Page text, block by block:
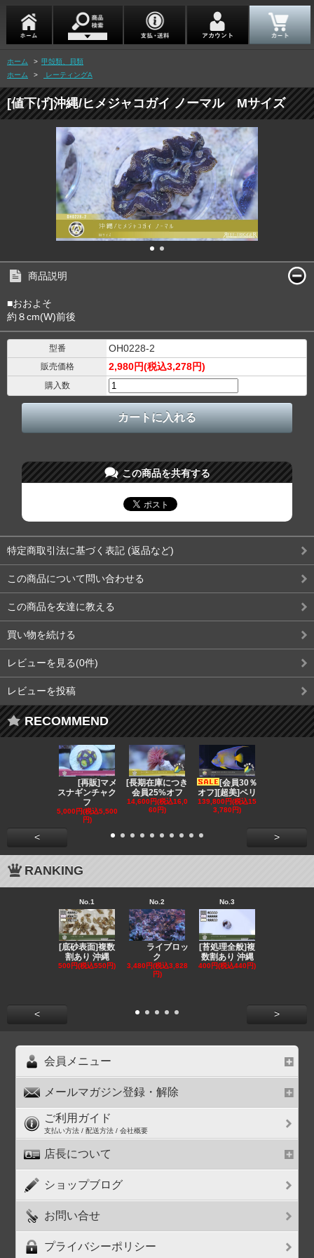
ホーム > 甲殻類、貝類
ホーム
> レーティングA
[値下げ]沖縄/ヒメジャコガイ ノーマル Mサイズ
商品説明
■おおよそ
約８cm(W)前後
型番 OH0228-2
販売価格 2,980円(税込3,278円)
購入数
この商品を共有する
特定商取引法に基づく表記 (返品など)
この商品について問い合わせる
この商品を友達に教える
買い物を続ける
レビューを見る(0件)
レビューを投稿
RECOMMEND
[再販]マメ
スナギンチャク
フ
5,000円(税込5,500
円)
[長期在庫につき
会員25%オフ
14,600円(税込16,0
60円)
[会員30％
オフ][超美]ベリ
139,800円(税込15
3,780円)
< >
RANKING
No.1
[底砂表面]複数
割あり 沖縄
500円(税込550円)
No.2
ライブロッ
ク
3,480円(税込3,828
円)
No.3
[苔処理全般]複
数割あり 沖縄
400円(税込440円)
< >
会員メニュー
メールマガジン登録・解除
ご利用ガイド
支払い方法 / 配送方法 / 会社概要
店長について
ショップブログ
お問い合せ
プライバシーポリシー